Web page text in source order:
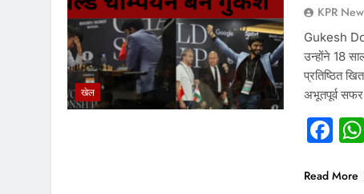
खेल
KPR
Gukesh
उन्होंने 18
प्रतिष्ठित
अभूतपूर्व
Read More